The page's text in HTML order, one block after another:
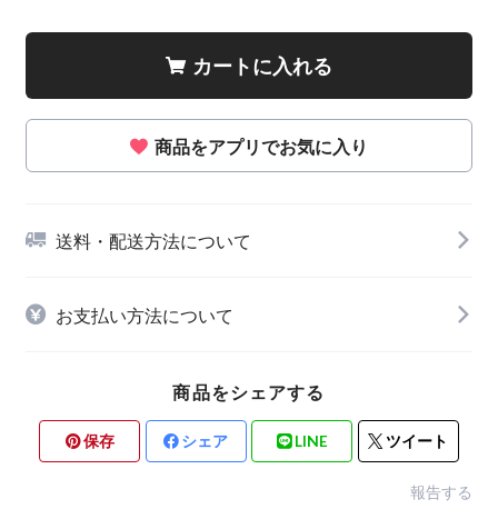
カートに入れる
商品をアプリでお気に入り
送料・配送方法について
お支払い方法について
商品をシェアする
保存 シェア LINE ツイート
報告する